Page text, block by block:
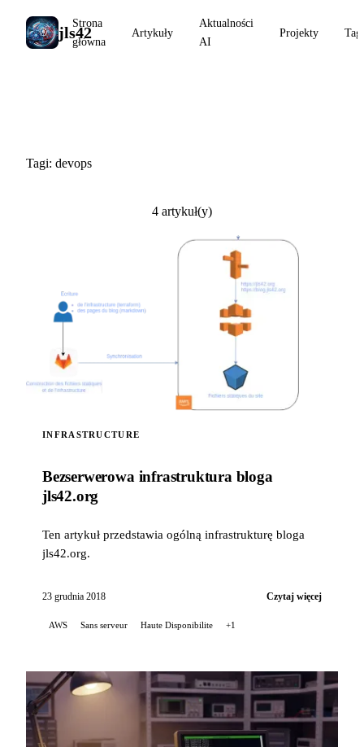
jls42
Strona
główna
Artykuły
Aktualności
AI
Projekty Tagi
Tagi: devops
4 artykuł(y)
INFRASTRUCTURE
Bezserwerowa infrastruktura bloga
jls42.org
Ten artykuł przedstawia ogólną infrastrukturę bloga
jls42.org.
23 grudnia 2018 Czytaj więcej
AWS Sans serveur Haute Disponibilite +1